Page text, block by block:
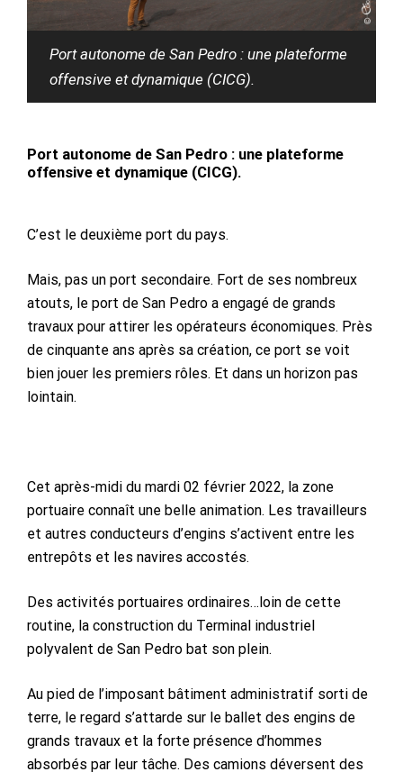
Port autonome de San Pedro : une plateforme
offensive et dynamique (CICG).
Port autonome de San Pedro : une plateforme
offensive et dynamique (CICG).
C’est le deuxième port du pays.
Mais, pas un port secondaire. Fort de ses nombreux
atouts, le port de San Pedro a engagé de grands
travaux pour attirer les opérateurs économiques. Près
de cinquante ans après sa création, ce port se voit
bien jouer les premiers rôles. Et dans un horizon pas
lointain.
Cet après-midi du mardi 02 février 2022, la zone
portuaire connaît une belle animation. Les travailleurs
et autres conducteurs d’engins s’activent entre les
entrepôts et les navires accostés.
Des activités portuaires ordinaires…loin de cette
routine, la construction du Terminal industriel
polyvalent de San Pedro bat son plein.
Au pied de l’imposant bâtiment administratif sorti de
terre, le regard s’attarde sur le ballet des engins de
grands travaux et la forte présence d’hommes
absorbés par leur tâche. Des camions déversent des